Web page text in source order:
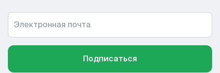
Электронная почта
Подписаться